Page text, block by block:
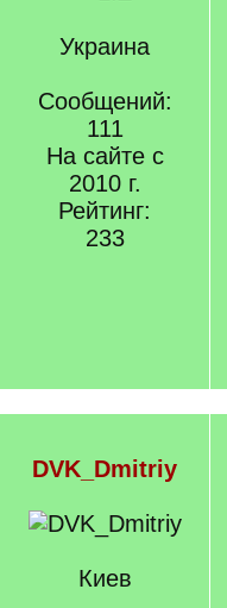
Украина
Сообщений:
111
На сайте с
2010 г.
Рейтинг:
233
DVK_Dmitriy
Киев